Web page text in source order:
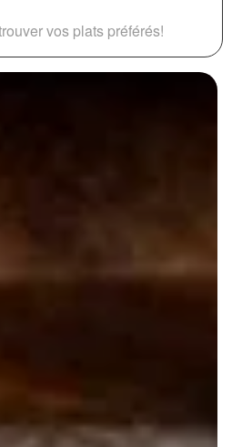
vos plats préférés!